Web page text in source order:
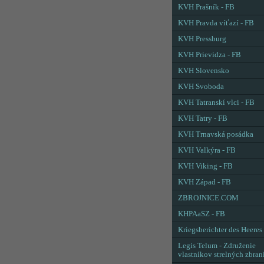
KVH Prašník - FB
KVH Pravda víťazí - FB
KVH Pressburg
KVH Prievidza - FB
KVH Slovensko
KVH Svoboda
KVH Tatranskí vlci - FB
KVH Tatry - FB
KVH Trnavská posádka
KVH Valkýra - FB
KVH Viking - FB
KVH Západ - FB
ZBROJNICE.COM
KHPAaSZ - FB
Kriegsberichter des Heeres
Legis Telum - Združenie
vlastníkov strelných